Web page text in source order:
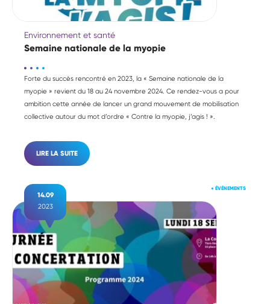
Environnement et santé
Semaine nationale de la myopie
Forte du succès rencontré en 2023, la « Semaine nationale de la
myopie » revient du 18 au 24 novembre 2024. Ce rendez-vous a pour
ambition cette année de lancer un grand mouvement de mobilisation
collective autour du mot d’ordre « Contre la myopie, j’agis ! ».
LIRE LA SUITE
14.09
2023
● ÉVÉNEMENTS